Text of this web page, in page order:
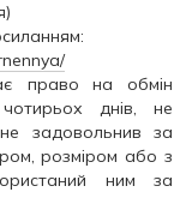
право на обмін
днів, не
задовольнив за
розміром або з
ним за